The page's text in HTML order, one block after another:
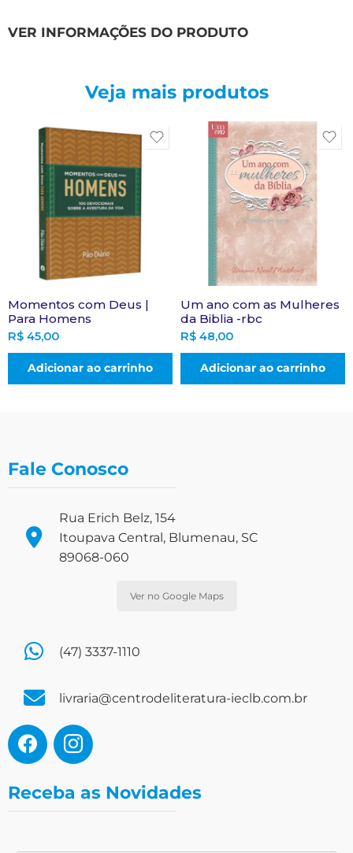
VER INFORMAÇÕES DO PRODUTO
Veja mais produtos
Momentos com Deus |
Para Homens
R$ 45,00
Adicionar ao carrinho
Um ano com as Mulheres
da Biblia -rbc
R$ 48,00
Adicionar ao carrinho
Fale Conosco
Rua Erich Belz, 154
Itoupava Central, Blumenau, SC
89068-060
Ver no Google Maps
(47) 3337-1110
livraria@centrodeliteratura-ieclb.com.br
Receba as Novidades